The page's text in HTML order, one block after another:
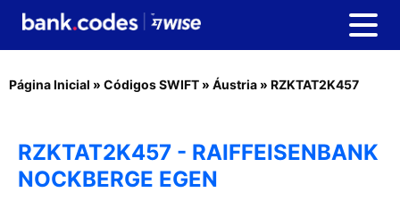
Página Inicial » Códigos SWIFT » Áustria » RZKTAT2K457
RZKTAT2K457 - RAIFFEISENBANK
NOCKBERGE EGEN